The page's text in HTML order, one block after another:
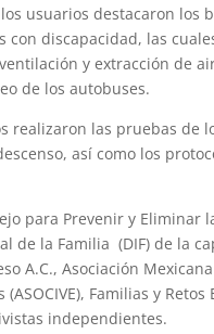
usuarios destacaron los
discapacidad, las
y extracción de
de los autobuses.
realizaron las pruebas de
así como los
para Prevenir y Eliminar
de la Familia (DIF) de la
A.C., Asociación
Familias y Retos
independientes.